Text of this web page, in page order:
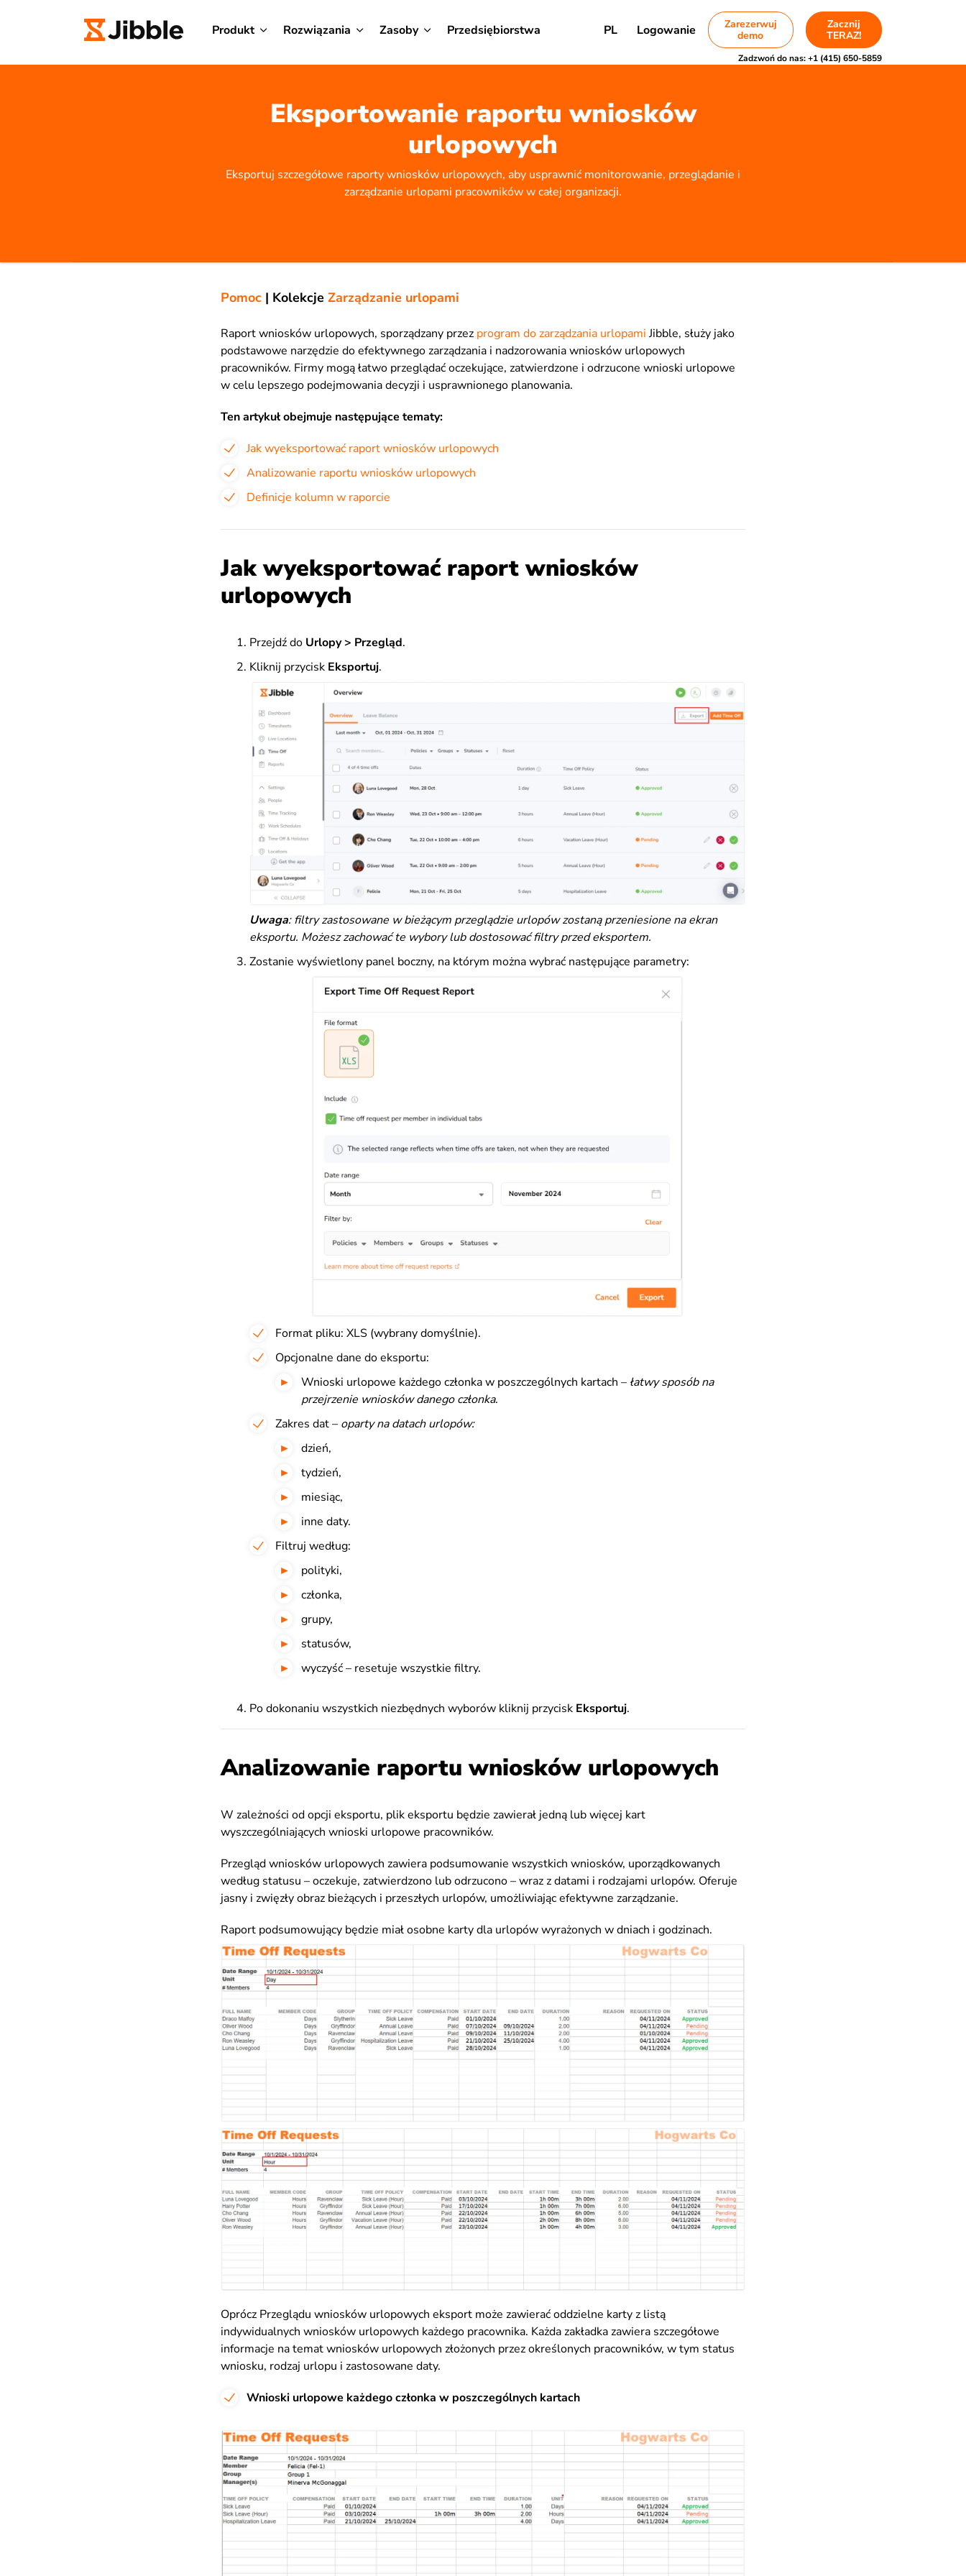
Produkt Rozwiązania Zasoby Przedsiębiorstwa PL Logowanie
Zarezerwuj
demo
Zacznij
TERAZ!
Zadzwoń do nas:+1 (415) 650-5859
Eksportowanie raportu wniosków
urlopowych
Eksportuj szczegółowe raporty wniosków urlopowych, aby usprawnić monitorowanie, przeglądanie i
zarządzanie urlopami pracowników w całej organizacji.
Pomoc | Kolekcje Zarządzanie urlopami
Raport wniosków urlopowych, sporządzany przez program do zarządzania urlopamiJibble, służy jako
podstawowe narzędzie do efektywnego zarządzania i nadzorowania wniosków urlopowych
pracowników. Firmy mogą łatwo przeglądać oczekujące, zatwierdzone i odrzucone wnioski urlopowe
w celu lepszego podejmowania decyzji i usprawnionego planowania.
Ten artykuł obejmuje następujące tematy:
Jak wyeksportować raport wniosków urlopowych
Analizowanie raportu wniosków urlopowych
Definicje kolumn w raporcie
Jak wyeksportować raport wniosków
urlopowych
Przejdź do Urlopy > Przegląd.
Kliknij przycisk Eksportuj.
Uwaga: filtry zastosowane w bieżącym przeglądzie urlopów zostaną przeniesione na ekran
eksportu. Możesz zachować te wybory lub dostosować filtry przed eksportem.
Zostanie wyświetlony panel boczny, na którym można wybrać następujące parametry:
Format pliku: XLS (wybrany domyślnie).
Opcjonalne dane do eksportu:
Wnioski urlopowe każdego członka w poszczególnych kartach – łatwy sposób na
przejrzenie wniosków danego członka.
Zakres dat – oparty na datach urlopów:
dzień,
tydzień,
miesiąc,
inne daty.
Filtruj według:
polityki,
członka,
grupy,
statusów,
wyczyść – resetuje wszystkie filtry.
Po dokonaniu wszystkich niezbędnych wyborów kliknij przycisk Eksportuj.
Analizowanie raportu wniosków urlopowych
W zależności od opcji eksportu, plik eksportu będzie zawierał jedną lub więcej kart
wyszczególniających wnioski urlopowe pracowników.
Przegląd wniosków urlopowych zawiera podsumowanie wszystkich wniosków, uporządkowanych
według statusu – oczekuje, zatwierdzono lub odrzucono – wraz z datami i rodzajami urlopów. Oferuje
jasny i zwięzły obraz bieżących i przeszłych urlopów, umożliwiając efektywne zarządzanie.
Raport podsumowujący będzie miał osobne karty dla urlopów wyrażonych w dniach i godzinach.
Oprócz Przeglądu wniosków urlopowych eksport może zawierać oddzielne karty z listą
indywidualnych wniosków urlopowych każdego pracownika. Każda zakładka zawiera szczegółowe
informacje na temat wniosków urlopowych złożonych przez określonych pracowników, w tym status
wniosku, rodzaj urlopu i zastosowane daty.
Wnioski urlopowe każdego członka w poszczególnych kartach